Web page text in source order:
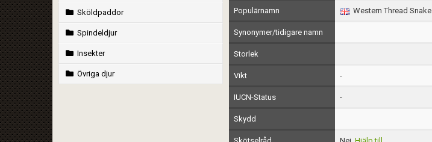
Sköldpaddor
Spindeldjur
Insekter
Övriga djur
Populärnamn Western Thread Snake
Synonymer/tidigare namn
Storlek
Vikt -
IUCN-Status -
Skydd